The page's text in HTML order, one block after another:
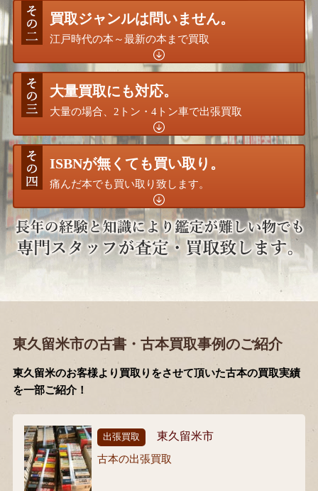
買取ジャンルは問いません。
江戸時代の本～最新の本まで買取
大量買取にも対応。
大量の場合、2トン・4トン車で出張買取
ISBNが無くても買い取り。
痛んだ本でも買い取り致します。
東久留米市の古書・古本買取事例のご紹介
東久留米のお客様より買取りをさせて頂いた古本の買取実績
を一部ご紹介！
出張買取 東久留米市
古本の出張買取